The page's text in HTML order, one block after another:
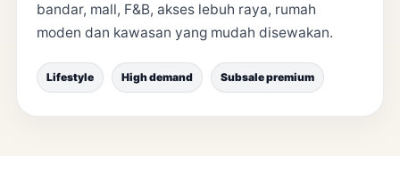
bandar, mall, F&B, akses lebuh raya, rumah
moden dan kawasan yang mudah disewakan.
Lifestyle High demand Subsale premium